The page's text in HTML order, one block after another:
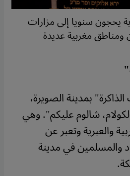
يحجون سنويا إلى مزارات
مغربية عديدة
"
بمدينة الصويرة،
شالوم عليكم". وهي
والعبرية وتعبر عن
والمسلمين في مدينة